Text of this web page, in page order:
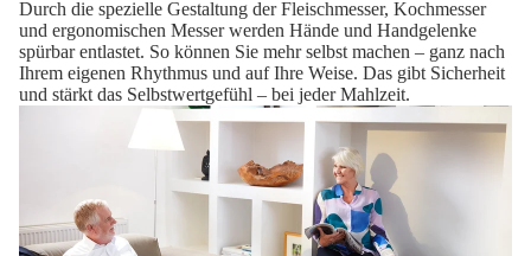
Durch die spezielle Gestaltung der Fleischmesser, Kochmesser
und ergonomischen Messer werden Hände und Handgelenke
spürbar entlastet. So können Sie mehr selbst machen – ganz nach
Ihrem eigenen Rhythmus und auf Ihre Weise. Das gibt Sicherheit
und stärkt das Selbstwertgefühl – bei jeder Mahlzeit.